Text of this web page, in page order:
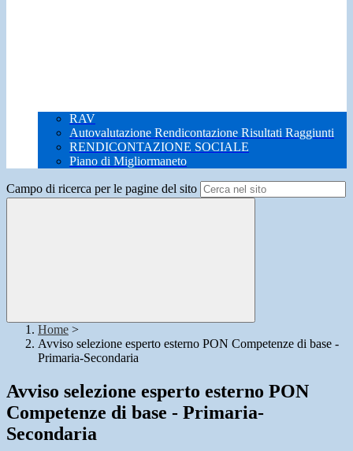
RAV
Autovalutazione Rendicontazione Risultati Raggiunti
RENDICONTAZIONE SOCIALE
Piano di Migliormaneto
Campo di ricerca per le pagine del sito
Home >
Avviso selezione esperto esterno PON Competenze di base -
Primaria-Secondaria
Avviso selezione esperto esterno PON
Competenze di base - Primaria-
Secondaria